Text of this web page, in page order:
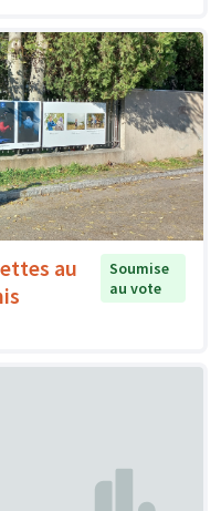
au
Soumise
au vote